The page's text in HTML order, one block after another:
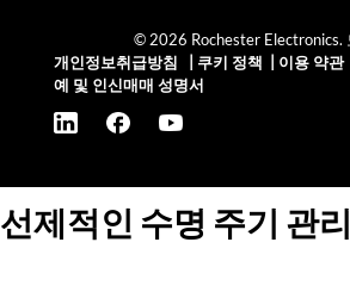
© 2026 Rochester Electronics.
개인정보취급방침
쿠키 정책 이용 약관|
예 및 인신매매 성명서
선제적인 수명 주기 관